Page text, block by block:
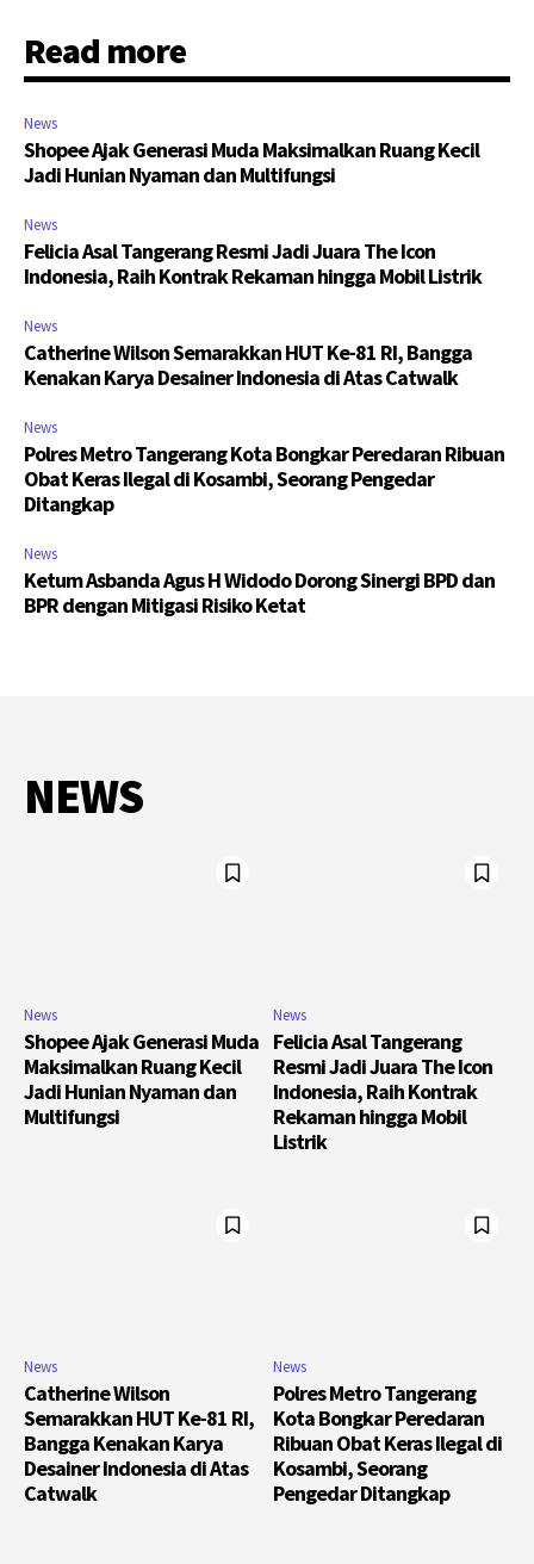
Read more
News
Shopee Ajak Generasi Muda Maksimalkan Ruang Kecil
Jadi Hunian Nyaman dan Multifungsi
News
Felicia Asal Tangerang Resmi Jadi Juara The Icon
Indonesia, Raih Kontrak Rekaman hingga Mobil Listrik
News
Catherine Wilson Semarakkan HUT Ke-81 RI, Bangga
Kenakan Karya Desainer Indonesia di Atas Catwalk
News
Polres Metro Tangerang Kota Bongkar Peredaran Ribuan
Obat Keras Ilegal di Kosambi, Seorang Pengedar
Ditangkap
News
Ketum Asbanda Agus H Widodo Dorong Sinergi BPD dan
BPR dengan Mitigasi Risiko Ketat
NEWS
News
Shopee Ajak Generasi Muda
Maksimalkan Ruang Kecil
Jadi Hunian Nyaman dan
Multifungsi
News
Felicia Asal Tangerang
Resmi Jadi Juara The Icon
Indonesia, Raih Kontrak
Rekaman hingga Mobil
Listrik
News
Catherine Wilson
Semarakkan HUT Ke-81 RI,
Bangga Kenakan Karya
Desainer Indonesia di Atas
Catwalk
News
Polres Metro Tangerang
Kota Bongkar Peredaran
Ribuan Obat Keras Ilegal di
Kosambi, Seorang
Pengedar Ditangkap